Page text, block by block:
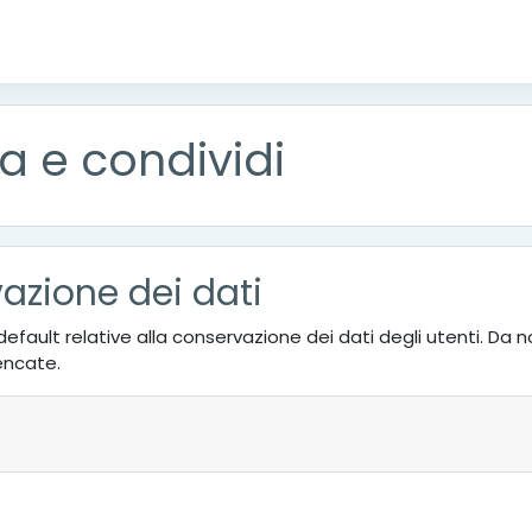
e condividi
dei dati
relative alla conservazione dei dati degli utenti. Da